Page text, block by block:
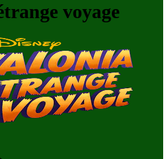
voyage